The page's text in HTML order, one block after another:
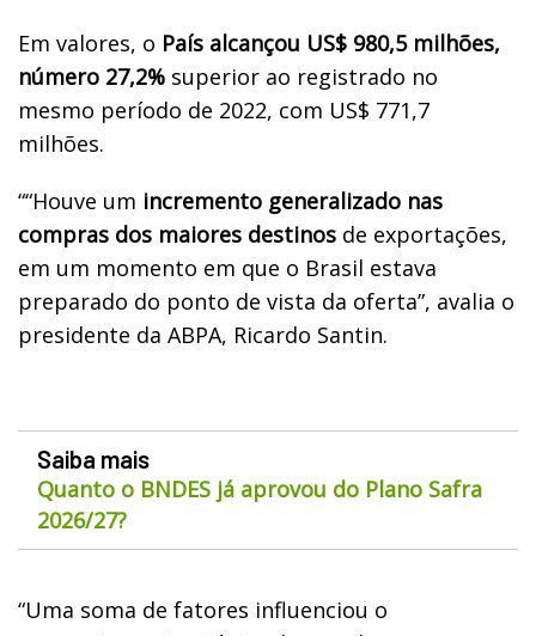
Em valores, o País alcançou US$ 980,5 milhões,
número 27,2% superior ao registrado no
mesmo período de 2022, com US$ 771,7
milhões.
““Houve um incremento generalizado nas
compras dos maiores destinos de exportações,
em um momento em que o Brasil estava
preparado do ponto de vista da oferta”, avalia o
presidente da ABPA, Ricardo Santin.
Saiba mais
Quanto o BNDES já aprovou do Plano Safra
2026/27?
“Uma soma de fatores influenciou o